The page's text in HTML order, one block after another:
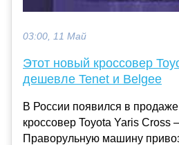
03:00, 11 Май
Этот новый кроссовер
дешевле Tenet и Belgee
В России появился в
кроссовер Toyota Yaris Cross
Праворульную машину